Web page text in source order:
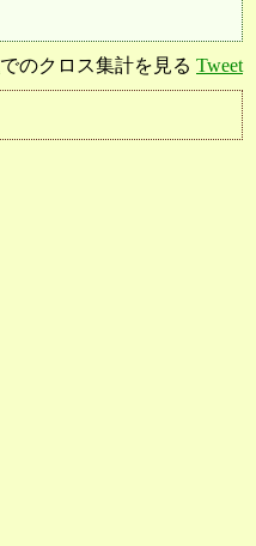
でのクロス集計を見る Tweet